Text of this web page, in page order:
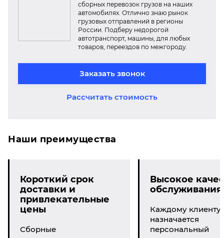
сборных перевозок грузов на наших
автомобилях. Отлично знаю рынок
грузовых отправлений в регионы
России. Подберу недорогой
автотранспорт, машины, для любых
товаров, переездов по межгороду.
Заказать звонок
Рассчитать стоимость
Наши преимущества
Короткий срок
доставки и
привлекательные
цены
Сборные
Высокое
обслуживания
Каждому клиенту
назначается
персональный